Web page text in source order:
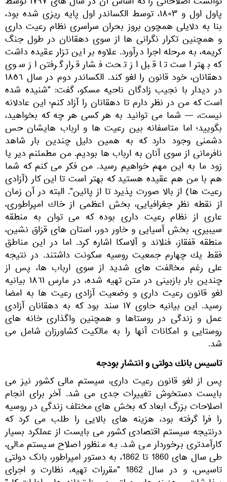
پاول اول و ١٨٠٣، توسط الكساندر اول پايه ريزى شده بود،
بنا به دلايلى همچون بروز بحران سراسرى نظام رعيت دارى
و همچنين تكرار نگرانى ها از سوى دهقانان در طول جنگ
كريمه، به مرحله اجرا درآورد. علاوه بر اين تزار عقيده داشت
كه بهتر است تا قبل از تحت فشار قرار گرفتن از سوى
دهقانان، خود قانون را لغو كند. الكساندر دوم در سال ١٨٥٦
در ديدار با نجيب زادگان ناحيه مسكو، گفت: "شنيده شده
است كه من در نظر دارم تا دهقانان را آزاد كنم؛ اين عادلانه
نيست، — شما مى توانيد به هر كسى هر چه كه بخواهيد،
بگوييد؛ اما متاسفانه بين رعيت ها و ارباب هايشان حس
دشمنى وجود دارد كه به همین دليل چندين بار شاهد
نافرمانى از سوى آنان به ارباب ها بوديم. من مطمئنم دير يا
زود ما به اين مهم خواهيم رسيد. من فكر مى كنم كه شما
هم با من هم عقيده هستيد كه بهتر است تا اين كار (آزادى
رعيت ها) از بالا صورت پذيرد تا از پائين". البته در آن زمان
از نقطه نظر جغرافيايى، بخش اعظمى از خاك امپراطورى،
عارى از نظام رعيت دارى بوده كه مى توان به منطقه
سيبيرى، بخش آسيايى و خاور دور، استان هاى قزاق نشين،
منطقه قفقاز، فنلاند و آلاسكا اشاره كرد. اما در این مناطق
فقط يك چهارم جمعيت روسيه سكونت داشتند. در نتيجه
على رغم مخالفت هاى شديد از سوى ارباب ها، پس از
چندين بار بازبينى در متن تهيه شده، در مارس ١٨٦١ بيانيه
لغو قانون رعيت دارى و وضعيت آزادى رعيت ها به امضا
رسيد. اين بيانيه حاوى ١٧ سند بود كه به دهقانان آزادى
عمل و زندگى در روستاها و همچنين واگذارى خانه هاى
روستايى و امكانات آنها را به مالكيت كشاورزان شامل مى
شد.
تاسيس بانك دولتى و انتشار بودجه
پس از لغو قانون رعیت داری، سیستم مالی کشور نیز می
بایست دستخوش تغییرات جدی می شد. آخر برای انجام
اصلاحات بزرگ ابعاد که بخش های مختلف زندگی در روسیه
را فرا گرفته بود، هزینه های بالایی را طلب می کرد که
درنتیجه سیستم اقتصادی کشور می بایست از عملکرد بسیار
کارآمدتری برخوردار می شد. به منظور اصلاح سیستم مالی،
طی سال های 1860 تا 1862، به دستور امپراطور، بانک دولتی
تاسیس، و در سال 1862 "مقررات تهیه، نظارت و اجرای